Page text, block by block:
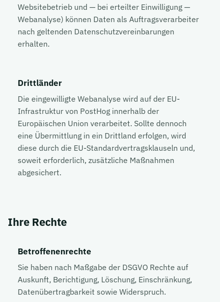
Websitebetrieb und — bei erteilter Einwilligung —
Webanalyse) können Daten als Auftragsverarbeiter
nach geltenden Datenschutzvereinbarungen
erhalten.
Drittländer
Die eingewilligte Webanalyse wird auf der EU-
Infrastruktur von PostHog innerhalb der
Europäischen Union verarbeitet. Sollte dennoch
eine Übermittlung in ein Drittland erfolgen, wird
diese durch die EU-Standardvertragsklauseln und,
soweit erforderlich, zusätzliche Maßnahmen
abgesichert.
Ihre Rechte
Betroffenenrechte
Sie haben nach Maßgabe der DSGVO Rechte auf
Auskunft, Berichtigung, Löschung, Einschränkung,
Datenübertragbarkeit sowie Widerspruch.